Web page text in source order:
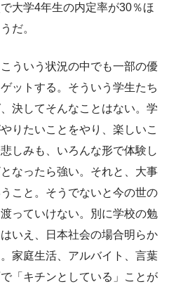
大学4年生の内定率が30％ほ
だ。
ういう状況の中でも一部の優
ットする。そういう学生たち
決してそんなことはない。学
りたいことをやり、楽しいこ
しみも、いろんな形で体験し
なったら強い。それと、大事
こと。そうでないと今の世の
っていけない。別に学校の勉
いえ、日本社会の場合明らか
家庭生活、アルバイト、言葉
「キチンとしている」ことが